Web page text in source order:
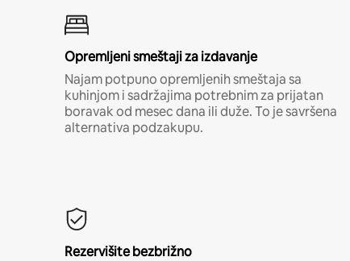
Opremljeni smeštaji za izdavanje
Najam potpuno opremljenih smeštaja sa
kuhinjom i sadržajima potrebnim za prijatan
boravak od mesec dana ili duže. To je savršena
alternativa podzakupu.
Rezervišite bezbrižno